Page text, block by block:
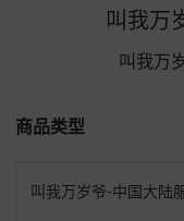
叫我万
叫我万
商品类型
叫我万岁爷-中国大陆